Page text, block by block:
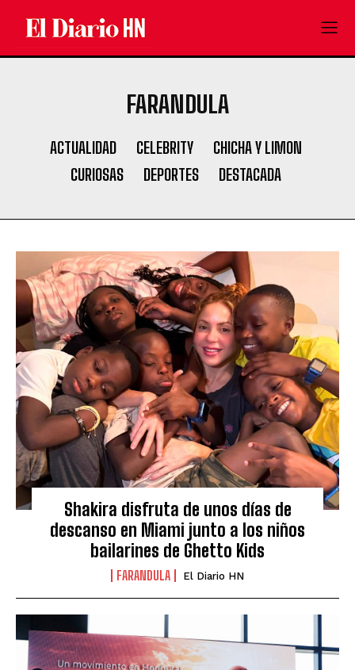
FARANDULA
ACTUALIDAD CELEBRITY
CHICHA Y LIMON
CURIOSAS
DEPORTES DESTACADA
Shakira disfruta de unos días de
descanso en Miami junto a los niños
bailarines de Ghetto Kids
FARANDULA El Diario HN